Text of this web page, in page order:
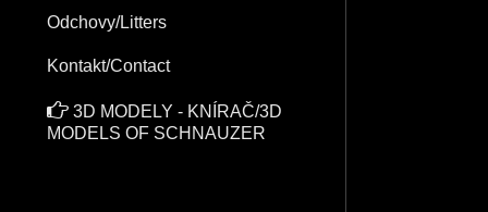
Odchovy/Litters
Kontakt/Contact
3D MODELY - KNÍRAČ/3D
MODELS OF SCHNAUZER